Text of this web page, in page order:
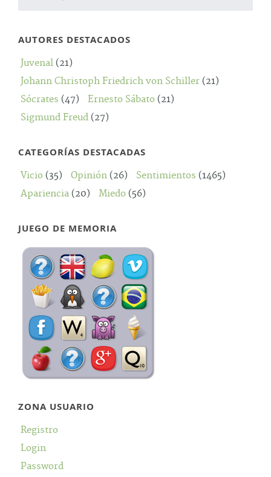
AUTORES DESTACADOS
Juvenal (21)
Johann Christoph Friedrich von Schiller (21)
Sócrates (47) Ernesto Sábato (21)
Sigmund Freud (27)
CATEGORÍAS DESTACADAS
Vicio (35) Opinión (26) Sentimientos (1465)
Apariencia (20) Miedo (56)
JUEGO DE MEMORIA
ZONA USUARIO
Registro
Login
Password